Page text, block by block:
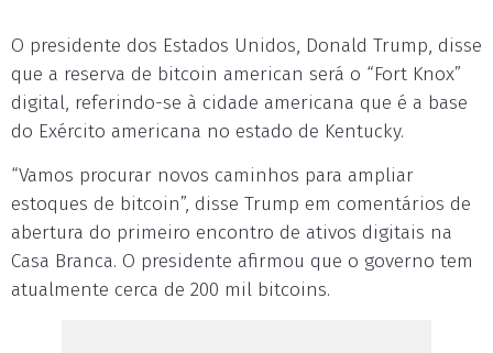
O presidente dos Estados Unidos, Donald Trump, disse
que a reserva de bitcoin american será o “Fort Knox”
digital, referindo-se à cidade americana que é a base
do Exército americana no estado de Kentucky.
“Vamos procurar novos caminhos para ampliar
estoques de bitcoin”, disse Trump em comentários de
abertura do primeiro encontro de ativos digitais na
Casa Branca. O presidente afirmou que o governo tem
atualmente cerca de 200 mil bitcoins.